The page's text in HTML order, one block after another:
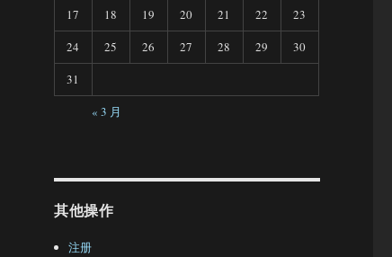
17
18 19 20 21 22
23
24
25 26 27 28 29
30
31
« 3 月
其他操作
注册